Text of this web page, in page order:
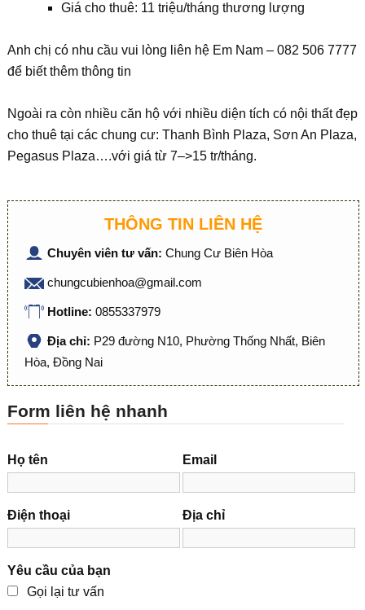
Giá cho thuê: 11 triệu/tháng thương lượng
Anh chị có nhu cầu vui lòng liên hệ Em Nam – 082 506 7777
để biết thêm thông tin
Ngoài ra còn nhiều căn hộ với nhiều diện tích có nội thất đẹp
cho thuê tại các chung cư: Thanh Bình Plaza, Sơn An Plaza,
Pegasus Plaza….với giá từ 7–>15 tr/tháng.
THÔNG TIN LIÊN HỆ
Chuyên viên tư vấn: Chung Cư Biên Hòa
chungcubienhoa@gmail.com
Hotline: 0855337979
Địa chỉ: P29 đường N10, Phường Thống Nhất, Biên
Hòa, Đồng Nai
Form liên hệ nhanh
Họ tên Email
Điện thoại Địa chỉ
Yêu cầu của bạn
Gọi lại tư vấn